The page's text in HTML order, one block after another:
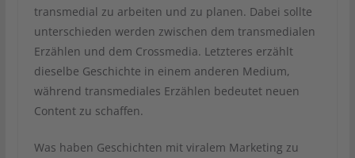
transmedial zu arbeiten und zu planen. Dabei sollte
unterschieden werden zwischen dem transmedialen
Erzählen und dem Crossmedia. Letzteres erzählt
dieselbe Geschichte in einem anderen Medium,
während transmediales Erzählen bedeutet neuen
Content zu schaffen.
Was haben Geschichten mit viralem Marketing zu